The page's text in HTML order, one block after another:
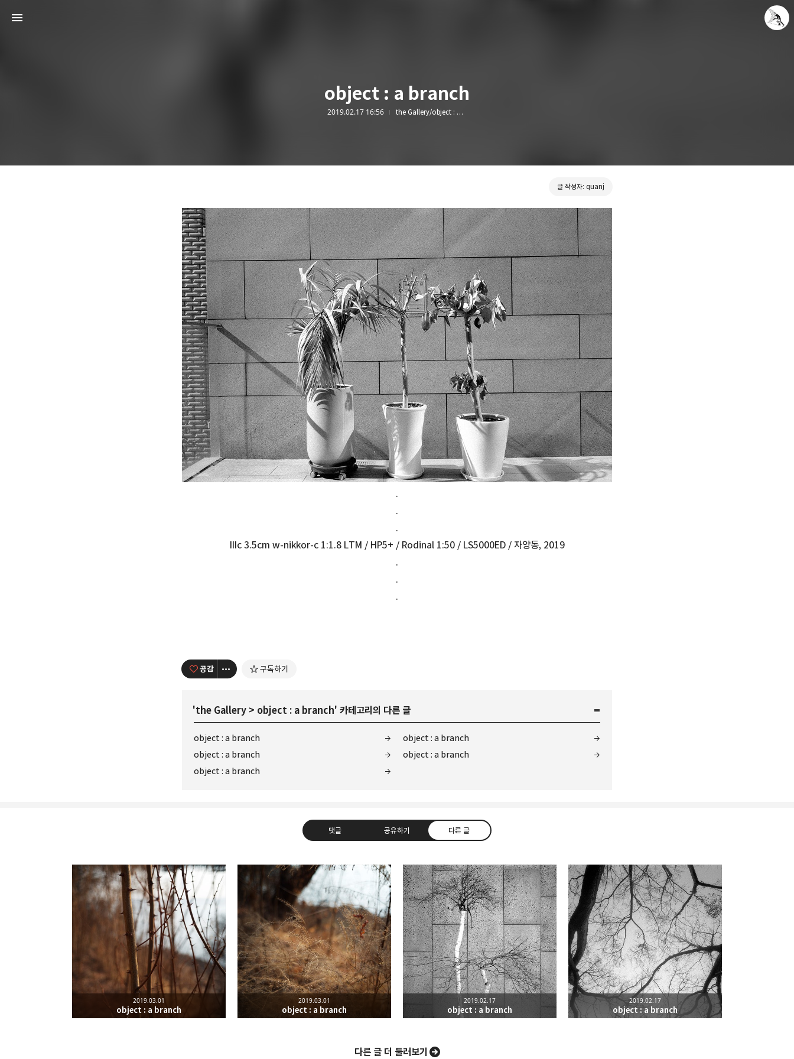
object : a branch
2019.02.17 16:56 the Gallery/object : a branch
글 작성자: quanj
.
.
.
IIIc 3.5cm w-nikkor-c 1:1.8 LTM / HP5+ / Rodinal 1:50 / LS5000ED / 자양동, 2019
.
.
.
공감 구독하기
'the Gallery > object : a branch' 카테고리의 다른 글
object : a branch
object : a branch
object : a branch
object : a branch
object : a branch
댓글 공유하기 다른 글
Leica Sisyphus
One must imagine Sisyphus happy.
구독하기
카카오톡 라인 트위터 Facebook 카카오스토리 밴드
Pocket Evernote
object : a branch
2019.03.01
object : a branch
2019.03.01
object : a branch
2019.02.17
object : a branch
2019.02.17
다른 글 더 둘러보기